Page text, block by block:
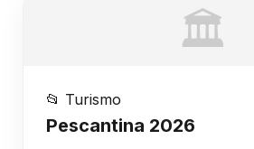
🏛️
📂 Turismo
Pescantina 2026